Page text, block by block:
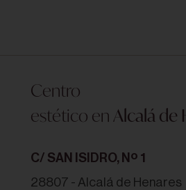
Centro
estético enAlcalá de
C/ SAN ISIDRO, Nº 1
28807 - Alcalá de Henares